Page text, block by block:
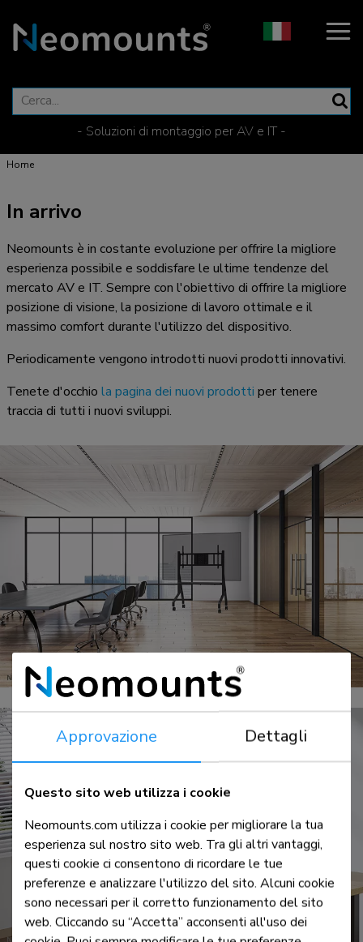
- Soluzioni di montaggio per AV e IT -
Home
In arrivo
Neomounts è in costante evoluzione per offrire la migliore
esperienza possibile e soddisfare le ultime tendenze del
mercato AV e IT. Sempre con l'obiettivo di offrire la migliore
posizione di visione, la posizione di lavoro ottimale e il
massimo comfort durante l'utilizzo del dispositivo.
Periodicamente vengono introdotti nuovi prodotti innovativi.
Tenete d'occhio la pagina dei nuovi prodotti per tenere
traccia di tutti i nuovi sviluppi.
Approvazione Dettagli
Questo sito web utilizza i cookie
Neomounts.com utilizza i cookie per migliorare la tua
esperienza sul nostro sito web. Tra gli altri vantaggi,
questi cookie ci consentono di ricordare le tue
preferenze e analizzare l'utilizzo del sito. Alcuni cookie
sono necessari per il corretto funzionamento del sito
web. Cliccando su “Accetta” acconsenti all'uso dei